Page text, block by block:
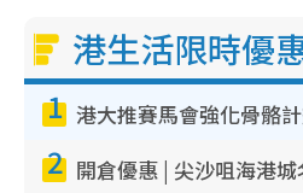
港生活限時優
1
2